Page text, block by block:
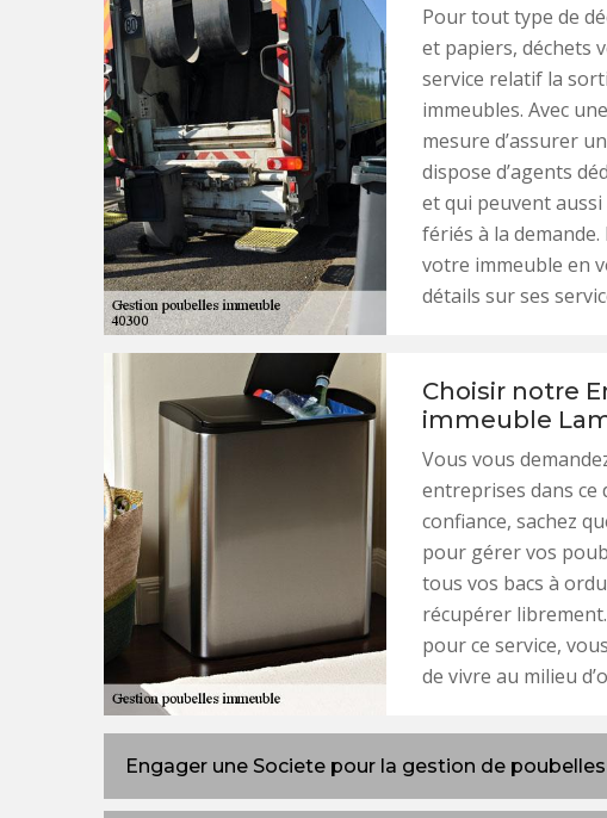
Pour tout type de
et papiers, déchets
service relatif la
immeubles. Avec
mesure d’assurer
dispose d’agents
et qui peuvent
fériés à la
votre immeuble en
détails sur ses
Choisir notre
immeuble
Vous vous
entreprises dans ce
confiance, sachez
pour gérer vos
tous vos bacs à
récupérer
pour ce service,
de vivre au milieu
Engager une Societe pour la gestion de